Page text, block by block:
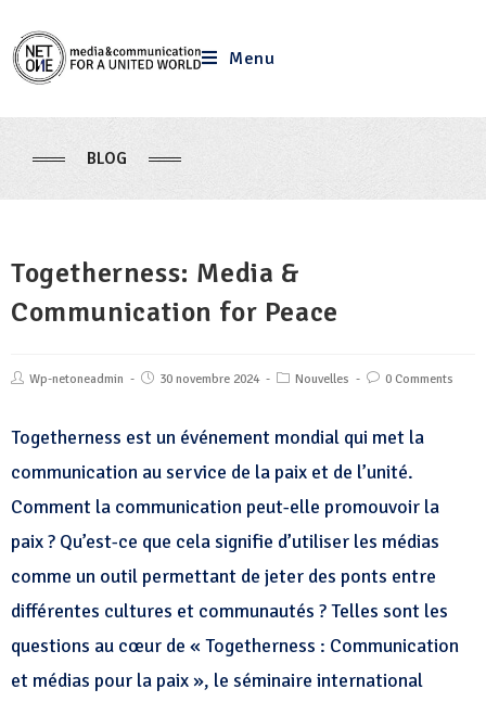
Menu
BLOG
Togetherness: Media &
Communication for Peace
Wp-netoneadmin 30 novembre 2024 Nouvelles 0 Comments
Togetherness est un événement mondial qui met la
communication au service de la paix et de l’unité.
Comment la communication peut-elle promouvoir la
paix ? Qu’est-ce que cela signifie d’utiliser les médias
comme un outil permettant de jeter des ponts entre
différentes cultures et communautés ? Telles sont les
questions au cœur de « Togetherness : Communication
et médias pour la paix », le séminaire international